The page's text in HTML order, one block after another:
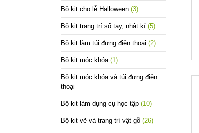
Bộ kit cho lễ Halloween (3)
Bộ kit trang trí sổ tay, nhật kí (5)
Bộ kit làm túi đựng điện thoại (2)
Bộ kit móc khóa (1)
Bộ kit móc khóa và túi đựng điện
thoại
Bộ kit làm dụng cụ học tập (10)
Bộ kit vẽ và trang trí vật gỗ (26)